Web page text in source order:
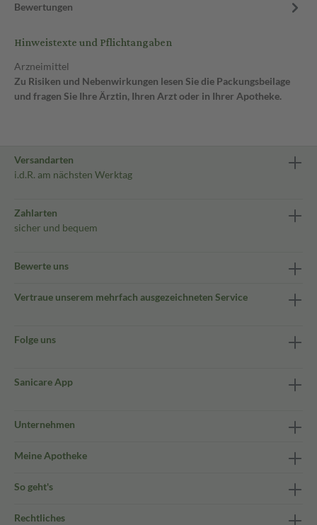
Bewertungen
Hinweistexte und Pflichtangaben
Arzneimittel
Zu Risiken und Nebenwirkungen lesen Sie die Packungsbeilage
und fragen Sie Ihre Ärztin, Ihren Arzt oder in Ihrer Apotheke.
Versandarten
i.d.R. am nächsten Werktag
Zahlarten
sicher und bequem
Bewerte uns
Vertraue unserem mehrfach ausgezeichneten Service
Folge uns
Sanicare App
Unternehmen
Meine Apotheke
So geht's
Rechtliches